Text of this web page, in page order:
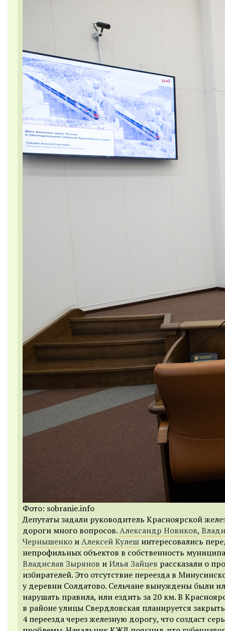
Фото: sobranie.info
Депутаты задали руководитель Красноярской
дороги много вопросов.Александр Новиков,
Чернышенко иАлексей Кулеш интересовались
непрофильных объектов в собственность
Владислав Зырянов иИлья Зайцев рассказали о
избирателей. Это отсутствие переезда в
у деревни Солдатово. Сельчане вынуждены были
нарушать правила, или ездить за 20 км. В
в районе улицы Свердловская планируется закрыть
4 переезда через железную дорогу, что создаст